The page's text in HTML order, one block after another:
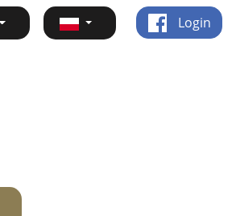
Login